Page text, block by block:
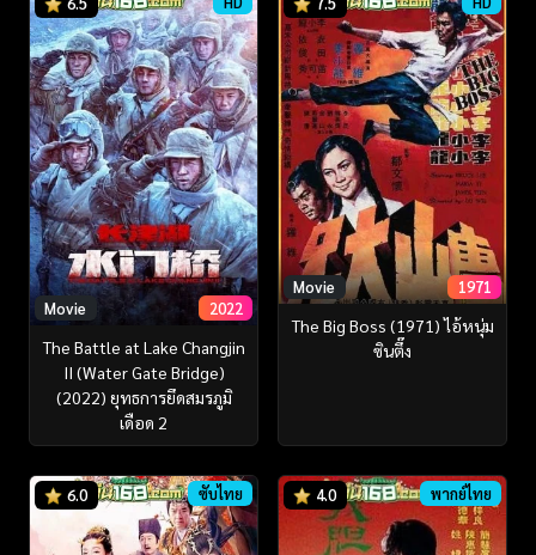
Movie 2022
The Battle at Lake Changjin
II (Water Gate Bridge)
(2022) ยุทธการยึดสมรภูมิ
เดือด 2
Movie 1971
The Big Boss (1971) ไอ้หนุ่ม
ซินตึ๊ง
6.0 ซับไทย 4.0 พากย์ไทย